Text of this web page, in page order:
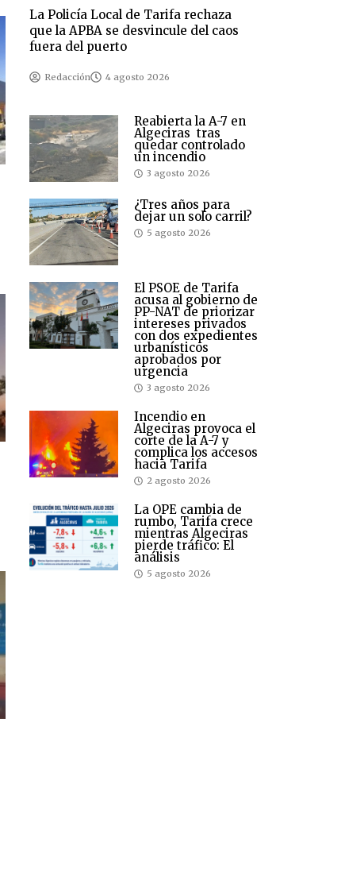
La Policía Local de Tarifa rechaza
que la APBA se desvincule del caos
fuera del puerto
Redacción 4 agosto 2026
Reabierta la A-7 en
Algeciras tras
quedar controlado
un incendio
3 agosto 2026
¿Tres años para
dejar un solo carril?
5 agosto 2026
El PSOE de Tarifa
acusa al gobierno de
PP-NAT de priorizar
intereses privados
con dos expedientes
urbanísticos
aprobados por
urgencia
3 agosto 2026
Incendio en
Algeciras provoca el
corte de la A-7 y
complica los accesos
hacia Tarifa
2 agosto 2026
La OPE cambia de
rumbo, Tarifa crece
mientras Algeciras
pierde tráfico: El
análisis
5 agosto 2026